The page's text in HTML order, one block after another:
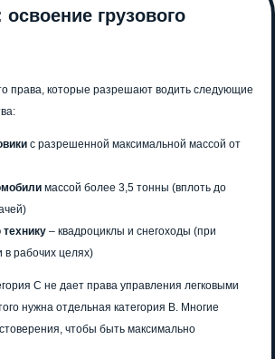
освоение грузового
права, которые разрешают водить следующие
с разрешенной максимальной массой от
массой более 3,5 тонны (вплоть до
– квадроциклы и снегоходы (при
в рабочих целях)
С не дает права управления легковыми
нужна отдельная категория В. Многие
чтобы быть максимально